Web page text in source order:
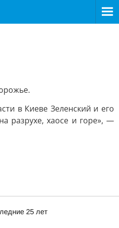
в Киеве Зеленский и его
разрухе, хаосе и горе», —
25 лет